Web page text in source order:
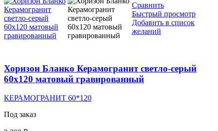
Сравнить
Быстрый просмотр
Добавить в список
желаний
Хоризон Бланко Керамогранит светло-серый
60х120 матовый гравированный
КЕРАМОГРАНИТ 60*120
Под заказ